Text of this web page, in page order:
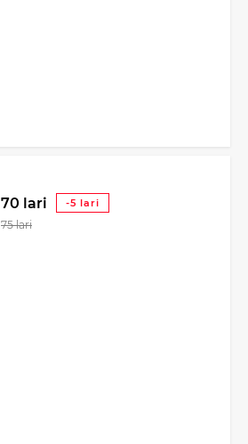
70 lari -5 lari
75 lari